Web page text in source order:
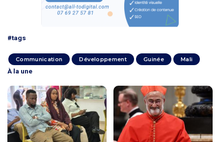
#tags
Communication Développement Guinée Mali
À la une